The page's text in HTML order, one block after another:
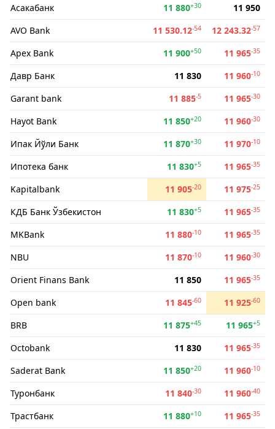
Асакабанк 11 880+30
11 950
AVO Bank
11 530.12-54 12 243.32-57
Apex Bank 11 900+50 11 965-35
Давр Банк 11 830 11 960-10
Garant bank 11 885-5 11 965-30
Hayot Bank 11 850+20 11 960-30
Ипак Йўли Банк 11 870+30 11 970-10
Ипотека банк 11 830+5 11 965-35
Kapitalbank 11 905-20 11 975-25
КДБ Банк Ўзбекистон 11 830+5 11 965-35
MKBank 11 880-10 11 965-35
NBU 11 870-10 11 960-30
Orient Finans Bank 11 850 11 965-35
Open bank 11 845-60 11 925-60
BRB 11 875+45 11 965+5
Octobank 11 830 11 965-35
Saderat Bank 11 850+20 11 960-10
Туронбанк 11 840-30 11 960-40
Трастбанк 11 880+10 11 965-35